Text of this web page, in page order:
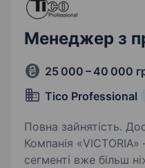
Менеджер з
25 000 – 40 000
Tico Professional
Повна зайнятість.
Компанія
сегменті вже більш ніж 25